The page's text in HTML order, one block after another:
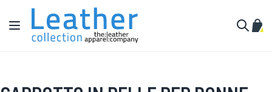
Salta al contenuto
Toggle Nav